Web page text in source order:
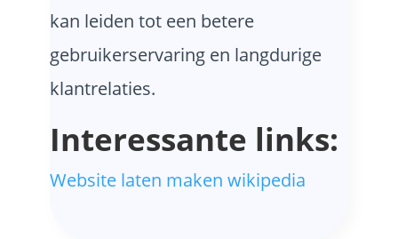
kan leiden tot een betere
gebruikerservaring en langdurige
klantrelaties.
Interessante links:
Website laten maken wikipedia